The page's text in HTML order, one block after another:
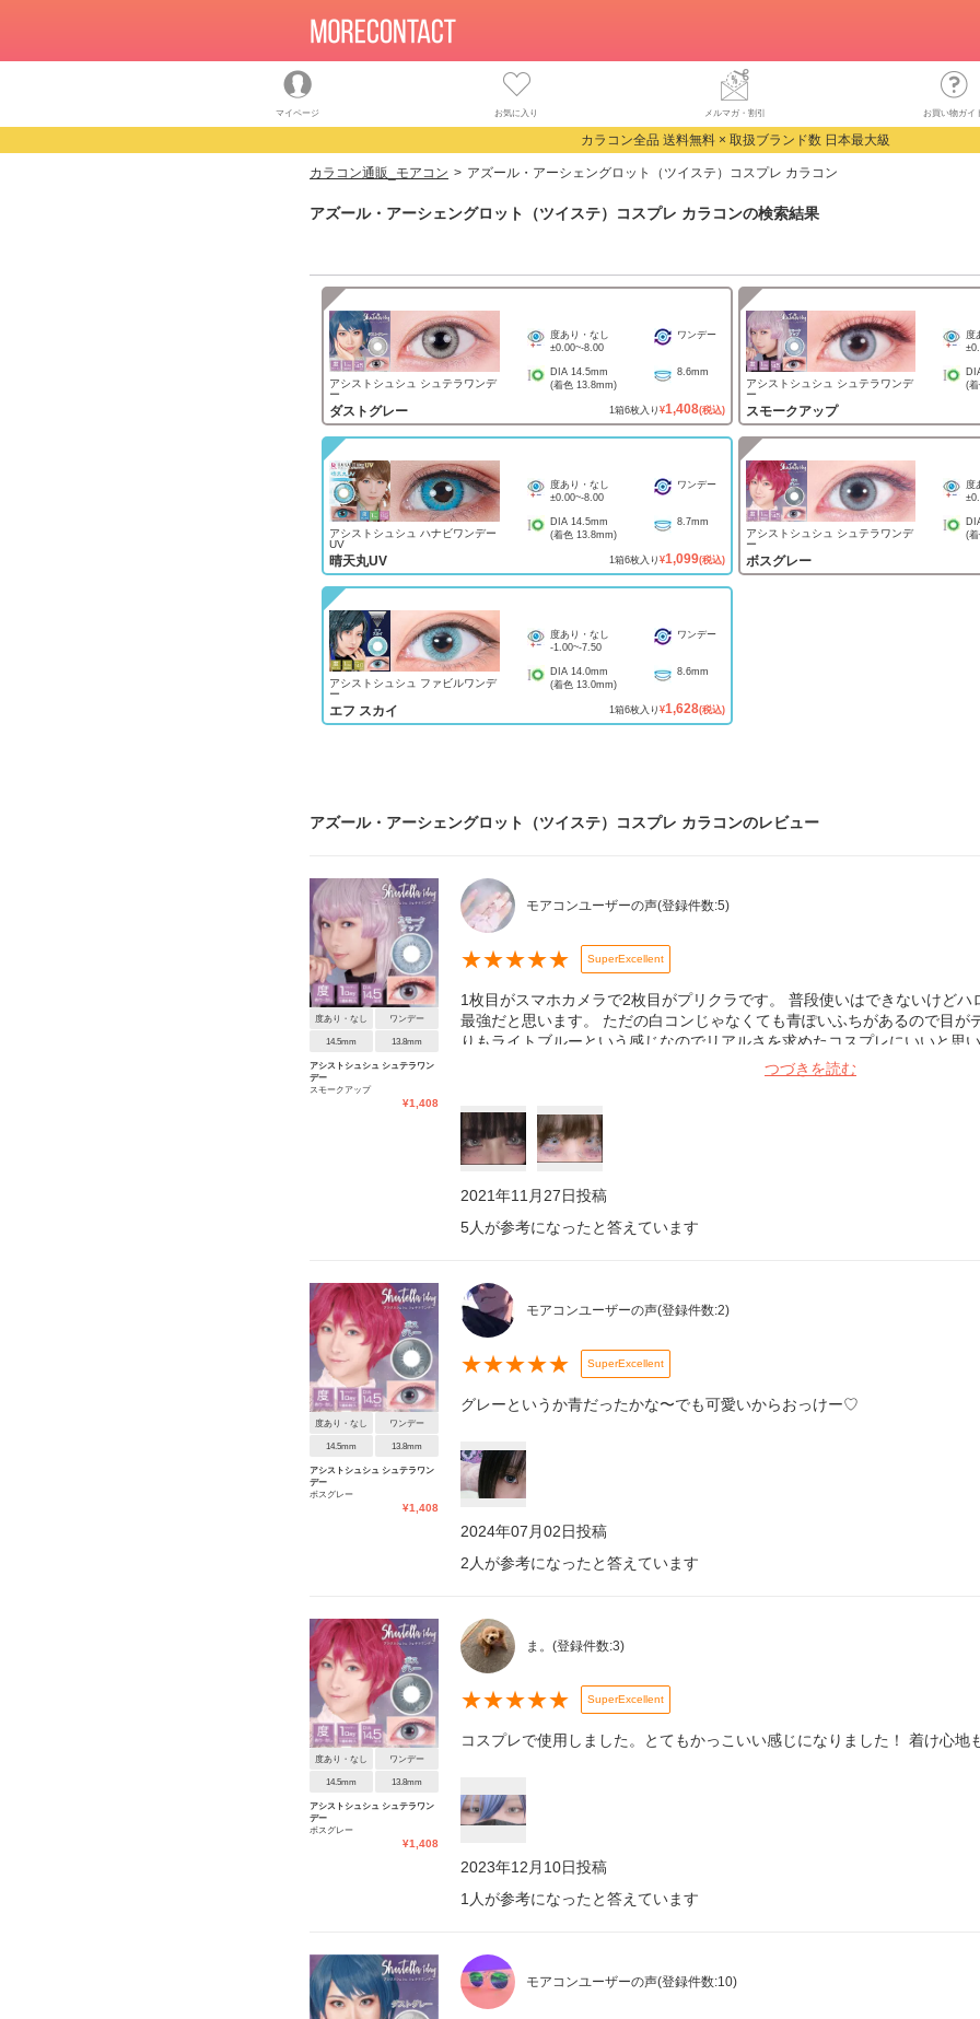
マイページ お気に入り メルマガ・割引 お買い物ガイ
カラコン全品 送料無料 × 取扱ブランド数 日本最大級
カラコン通販_モアコン アズール・アーシェングロット（ツイステ）コスプレ カラコン
アズール・アーシェングロット（ツイステ）コスプレ カラコンの検索結果
アシストシュシュ シュテラワンデ
ー
ダストグレー
度あり・なし
±0.00~-8.00
ワンデー
DIA 14.5mm
(着色 13.8mm)
8.6mm
1箱6枚入り ¥1,408(税込)
アシストシュシュ シュテラワンデ
ー
スモークアップ
度
(
アシストシュシュ ハナビワンデー
UV
晴天丸UV
度あり・なし
±0.00~-8.00
ワンデー
DIA 14.5mm
(着色 13.8mm)
8.7mm
1箱6枚入り ¥1,099(税込)
アシストシュシュ シュテラワンデ
ー
ボスグレー
度
(
アシストシュシュ ファビルワンデ
ー
エフ スカイ
度あり・なし
-1.00~-7.50
ワンデー
DIA 14.0mm
(着色 13.0mm)
8.6mm
1箱6枚入り ¥1,628(税込)
アズール・アーシェングロット（ツイステ）コスプレ カラコンのレビュー
度あり・なし ワンデー
14.5mm 13.8mm
アシストシュシュ シュテラワン
デー
スモークアップ
¥1,408
モアコンユーザーの声(登録件数:5)
★★★★★ SuperExcellent
1枚目がスマホカメラで2枚目がプリクラです。 普段使いはできないけどハ
最強だと思います。 ただの白コンじゃなくても青ぽいふちがあるので目が
りもライトブルーという感じなのでリアルさを求めたコスプレにいいと思
つづきを読む
2021年11月27日投稿
5人が参考になったと答えています
度あり・なし ワンデー
14.5mm 13.8mm
アシストシュシュ シュテラワン
デー
ボスグレー
¥1,408
モアコンユーザーの声(登録件数:2)
★★★★★ SuperExcellent
グレーというか青だったかな〜でも可愛いからおっけー♡
2024年07月02日投稿
2 人が参考になったと答えています
度あり・なし ワンデー
14.5mm 13.8mm
アシストシュシュ シュテラワン
デー
ボスグレー
¥1,408
ま。 (登録件数:3)
★★★★★ SuperExcellent
コスプレで使用しました。とてもかっこいい感じになりました！ 着け心地
2023年12月10日投稿
1 人が参考になったと答えています
モアコンユーザーの声(登録件数:10)